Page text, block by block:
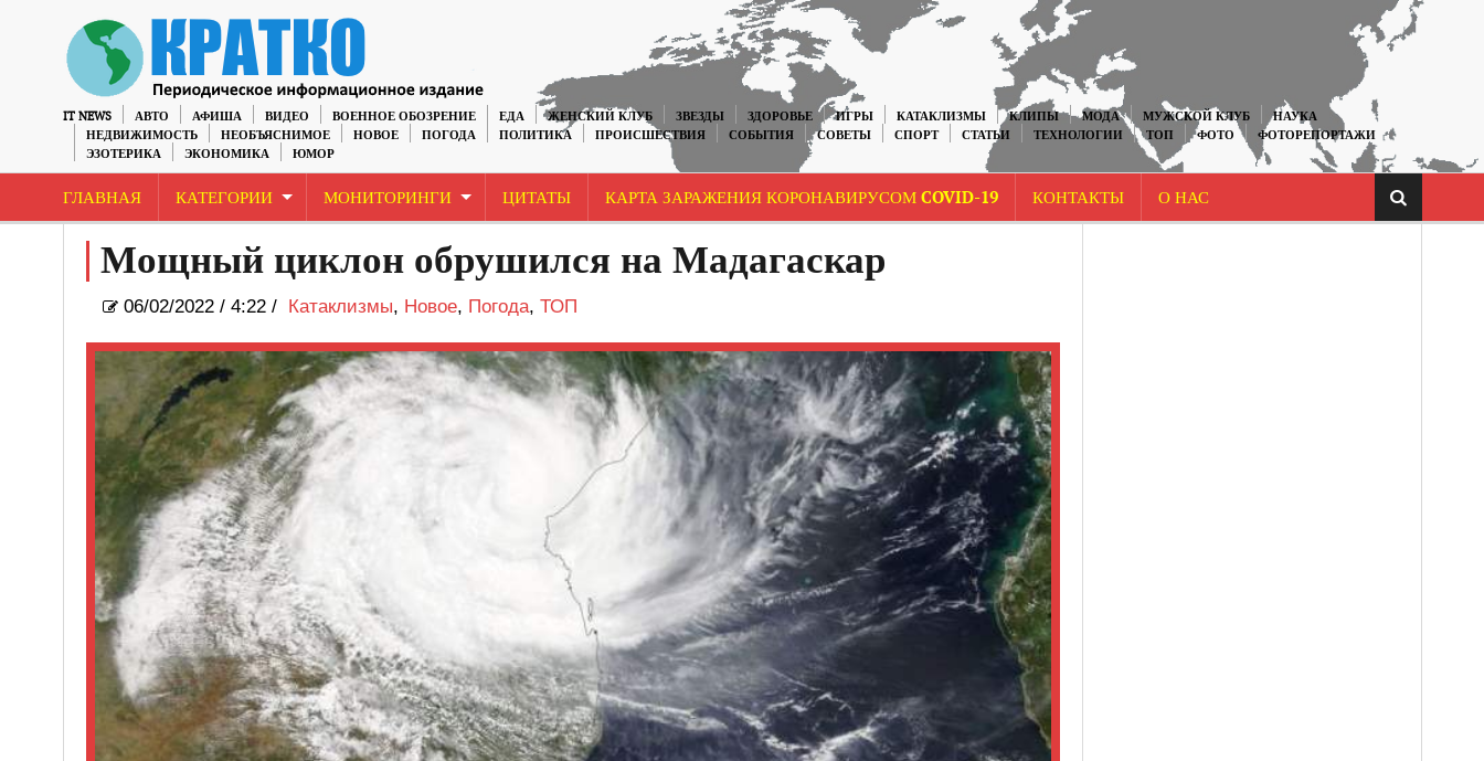
IT NEWS АВТО АФИША ВИДЕО ВОЕННОЕ ОБОЗРЕНИЕ ЕДА ЖЕНСКИЙ КЛУБ ЗВЕЗДЫ ЗДОРОВЬЕ ИГРЫ КАТАКЛИЗМЫ КЛИПЫ МОДА МУЖСКОЙ КЛУБ
НАУКА
НЕДВИЖИМОСТЬ
НЕОБЪЯСНИМОЕ НОВОЕ ПОГОДА ПОЛИТИКА ПРОИСШЕСТВИЯ СОБЫТИЯ СОВЕТЫ СПОРТ СТАТЬИ ТЕХНОЛОГИИ ТОП ФОТО
ФОТОРЕПОРТАЖИ
ЭЗОТЕРИКА
ЭКОНОМИКА ЮМОР
ГЛАВНАЯ КАТЕГОРИИ МОНИТОРИНГИ ЦИТАТЫ КАРТА ЗАРАЖЕНИЯ КОРОНАВИРУСОМ COVID-19 КОНТАКТЫ О НАС
Мощный циклон обрушился на Мадагаскар
06/02/2022/ 4:22 / Катаклизмы, Новое, Погода, ТОП